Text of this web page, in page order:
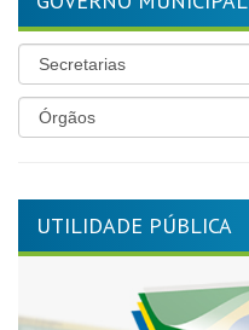
UTILIDADE PÚBLICA